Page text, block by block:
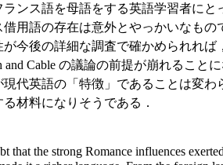
ンス語を母語をする英語学習者にと
用語の存在は意外とやっかいなも
今後の詳細な調査で確かめられれば
and Cable の議論の前提が崩れること
代英語の「特徴」であることは変わ
材料になりそうである．
that the strong Romance influences